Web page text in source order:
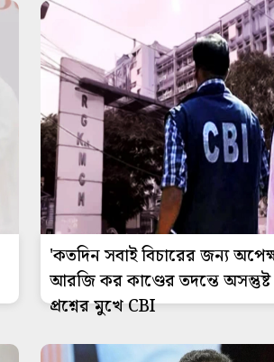
'কতদিন সবাই বিচারের জন্য
আরজি কর কাণ্ডের তদন্তে অসন্তুষ্ট
প্রশ্নের মুখে CBI